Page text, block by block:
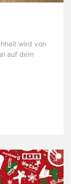
wird von
auf dem